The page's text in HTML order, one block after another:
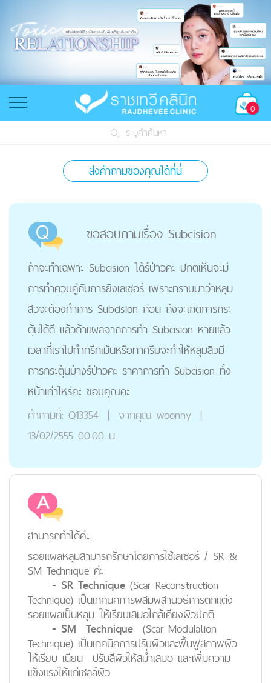
0
ระบุคำค้นหา
ส่งคำถามของคุณได้ที่นี่
ขอสอบถามเรื่อง Subcision
ถ้าจะทำเฉพาะ Subcision ได้รึป่าวคะ ปกติเห็นจะมี
การทำควบคู่กับการยิงเลเซอร์ เพราะทราบมาว่าหลุม
สิวจะต้องทำการ Subcision ก่อน ถึงจะเกิดการกระ
ตุ้นได้ดี แล้วถ้าแผลจากการทำ Subcision หายแล้ว
เวลาที่เราไปทำทรีทเม้นหรือทาครีมจะทำให้หลุมสิวมี
การกระตุ้นบ้างรึป่าวคะ ราคาการทำ Subcision ทั้ง
หน้าเท่าไหร่คะ ขอบคุณคะ
คำถามที่: Q13354 | จากคุณ woonny |
13/02/2555 00:00 น.
สามารถทำได้ค่ะ...
รอยแผลหลุมสามารถรักษาโดยการใช้เลเซอร์ / SR &
SM Technique ค่ะ
- SR Technique (Scar Reconstruction
Technique) เป็นเทคนิคการผสมผสานวิธีการตกแต่ง
รอยแผลเป็นหลุม ให้เรียบเสมอใกล้เคียงผิวปกติ
- SM Technique (Scar Modulation
Technique) เป็นเทคนิคการปรับผิวและฟื้นฟูสภาพผิว
ให้เรียบ เนียน ปรับสีผิวให้สม่ำเสมอ และเพิ่มความ
แข็งแรงให้แก่เซลล์ผิว